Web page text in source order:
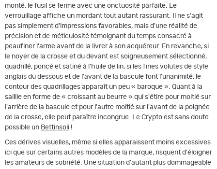
monté, le fusil se ferme avec une onctuosité parfaite. Le
verrouillage affiche un mordant tout autant rassurant. Il ne s'agit
pas simplement d'impressions favorables, mais d'une réalité de
précision et de méticulosité témoignant du temps consacré à
peaufiner l'arme avant de la livrer à son acquéreur. En revanche, si
le noyer de la crosse et du devant est soigneusement sélectionné,
quadrillé, poncé et satiné à l'huile de lin, si les fines volutes de style
anglais du dessous et de l'avant de la bascule font l'unanimité, le
contour des quadrillages apparaît un peu « baroque ». Quant à la
saillie en forme de « croissant au beurre » qui s'étire pour moitié sur
l'arrière de la bascule et pour l'autre moitié sur l'avant de la poignée
de la crosse, elle peut paraître incongrue. Le Crypto est sans doute
possible un Bettinsoli !
Ces dérives visuelles, même si elles apparaissent moins excessives
ici que sur certains autres modèles de la marque, risquent d'éloigner
les amateurs de sobriété. Une situation d'autant plus dommageable